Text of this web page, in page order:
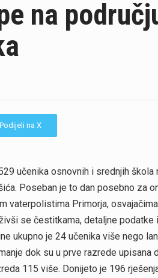
na
Podijeli na X
učenika osnovnih i srednjih
Poseban je to dan posebno za
vaterpolistima Primorja,
se čestitkama, detaljne
ukupno je 24 učenika više nego
dok su u prve razrede upisana
115 više. Donijeto je 196